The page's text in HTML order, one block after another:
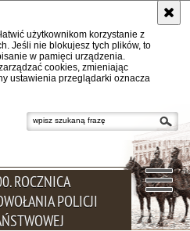
użytkownikom korzystanie z
Jeśli nie blokujesz tych plików, to
w pamięci urządzenia.
cookies, zmieniając
ustawienia przeglądarki oznacza
ROCZNICA
POLICJI
wpisz szukaną frazę